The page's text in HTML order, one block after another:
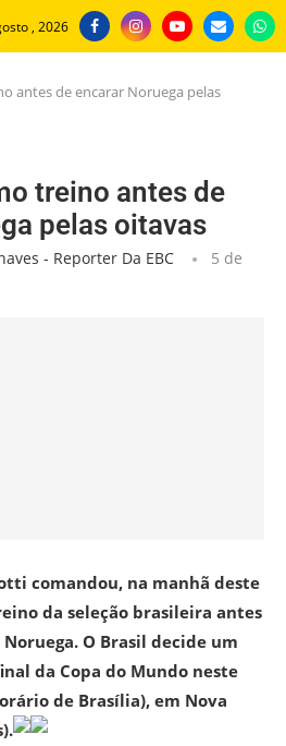
, 2026
antes de encarar Noruega pelas
treino antes de
pelas oitavas
- Reporter Da EBC
5 de
comandou, na manhã deste
da seleção brasileira antes
O Brasil decide um
da Copa do Mundo neste
de Brasília), em Nova